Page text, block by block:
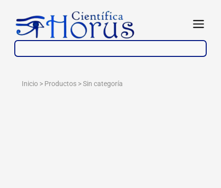
contenido
Abrir
Inicio > Productos >Sin categoría